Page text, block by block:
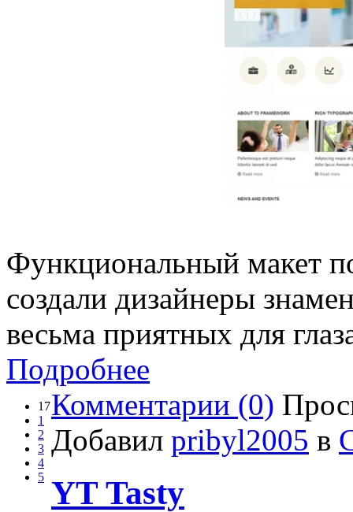
Функциональный макет
создали дизайнеры
весьма приятных для
Подробнее
17
1
2
3
4
5
Комментарии (0)
Добавил pribyl2005 в
YT Tasty